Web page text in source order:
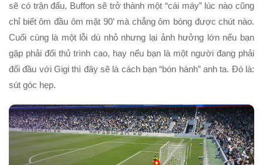
sẽ có trận đấu, Buffon sẽ trở thành một “cái máy” lúc nào cũng
chỉ biết ôm đầu ôm mặt 90’ mà chẳng ôm bóng được chút nào.
Cuối cùng là một lỗi dù nhỏ nhưng lại ảnh hưởng lớn nếu bạn
gặp phải đối thủ trình cao, hay nếu bạn là một người đang phải
đối đầu với Gigi thì đây sẽ là cách bạn “bón hành” anh ta. Đó là:
sút góc hẹp.